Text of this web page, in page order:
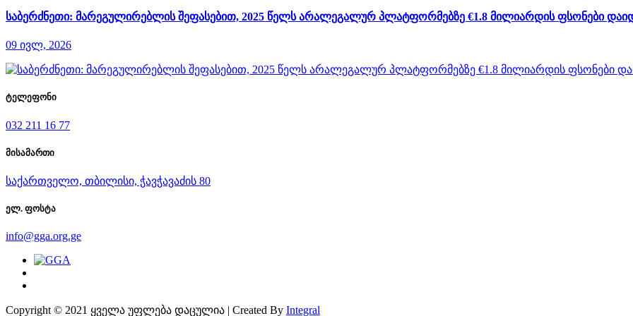
საბერძნეთი: მარეგულირებლის შეფასებით, 2025 წელს არალეგალურ პლატფორმებზე €1.8 მილიარდის ფსონები
09 ივლ, 2026
ტელეფონი
032 211 16 77
მისამართი
საქართველო, თბილისი, ჭავჭავაძის 80
ელ. ფოსტა
info@gga.org.ge
Copyright © 2021 ყველა უფლება დაცულია | Created By Integral